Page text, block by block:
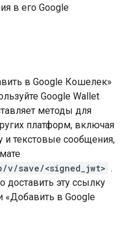
в его Google
в Google Кошелек»
Google Wallet
методы для
платформ, включая
и текстовые сообщения,
save/<signed_jwt> .
эту ссылку
«Добавить в Google